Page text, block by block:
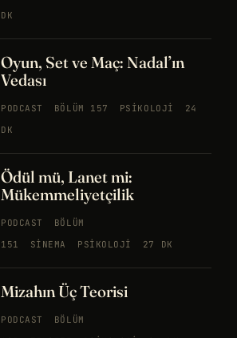
DK
Oyun, Set ve Maç: Nadal’ın
Vedası
PODCAST BÖLÜM 157 PSIKOLOJI
24
DK
Ödül mü, Lanet mi:
Mükemmeliyetçilik
PODCAST
BÖLÜM
151
SINEMA PSIKOLOJI 27 DK
Mizahın Üç Teorisi
PODCAST
BÖLÜM